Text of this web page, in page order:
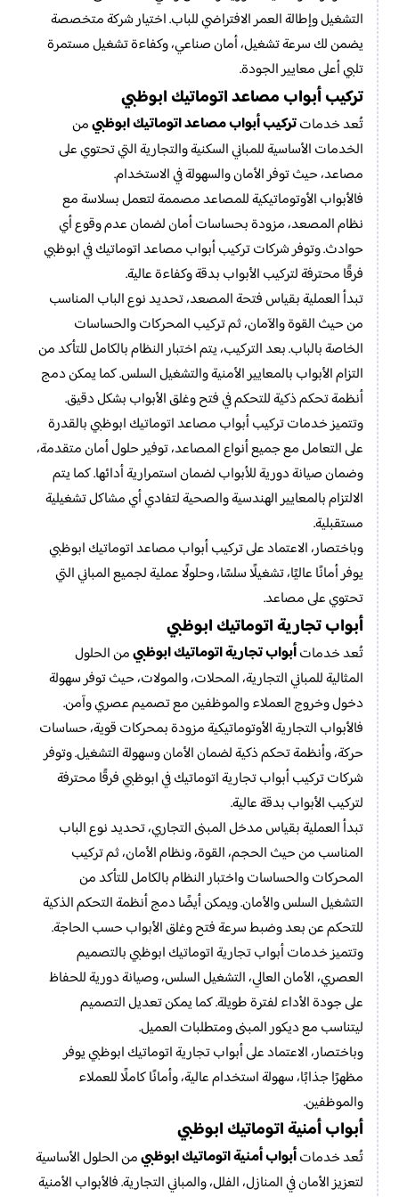
التشغيل وإطالة العمر الافتراضي للباب. اختيار شركة متخصصة
يضمن لك سرعة تشغيل، أمان صناعي، وكفاءة تشغيل مستمرة
تلبي أعلى معايير الجودة.
تركيب أبواب مصاعد اتوماتيك ابوظبي
تُعد خدماتتركيب أبواب مصاعد اتوماتيك ابوظبيمن
الخدمات الأساسية للمباني السكنية والتجارية التي تحتوي على
مصاعد، حيث توفر الأمان والسهولة في الاستخدام.
فالأبواب الأوتوماتيكية للمصاعد مصممة لتعمل بسلاسة مع
نظام المصعد، مزودة بحساسات أمان لضمان عدم وقوع أي
حوادث. وتوفر شركات تركيب أبواب مصاعد اتوماتيك في ابوظبي
فرقًا محترفة لتركيب الأبواب بدقة وكفاءة عالية.
تبدأ العملية بقياس فتحة المصعد، تحديد نوع الباب المناسب
من حيث القوة والآمان، ثم تركيب المحركات والحساسات
الخاصة بالباب. بعد التركيب، يتم اختبار النظام بالكامل للتأكد من
التزام الأبواب بالمعايير الأمنية والتشغيل السلس. كما يمكن دمج
أنظمة تحكم ذكية للتحكم في فتح وغلق الأبواب بشكل دقيق.
وتتميز خدمات تركيب أبواب مصاعد اتوماتيك ابوظبي بالقدرة
على التعامل مع جميع أنواع المصاعد، توفير حلول أمان متقدمة،
وضمان صيانة دورية للأبواب لضمان استمرارية أدائها. كما يتم
الالتزام بالمعايير الهندسية والصحية لتفادي أي مشاكل تشغيلية
مستقبلية.
وباختصار، الاعتماد على تركيب أبواب مصاعد اتوماتيك ابوظبي
يوفر أمانًا عاليًا، تشغيلًا سلسًا، وحلولًا عملية لجميع المباني التي
تحتوي على مصاعد.
أبواب تجارية اتوماتيك ابوظبي
تُعد خدماتأبواب تجارية اتوماتيك ابوظبيمن الحلول
المثالية للمباني التجارية، المحلات، والمولات، حيث توفر سهولة
دخول وخروج العملاء والموظفين مع تصميم عصري وآمن.
فالأبواب التجارية الأوتوماتيكية مزودة بمحركات قوية، حساسات
حركة، وأنظمة تحكم ذكية لضمان الأمان وسهولة التشغيل. وتوفر
شركات تركيب أبواب تجارية اتوماتيك في ابوظبي فرقًا محترفة
لتركيب الأبواب بدقة عالية.
تبدأ العملية بقياس مدخل المبنى التجاري، تحديد نوع الباب
المناسب من حيث الحجم، القوة، ونظام الأمان، ثم تركيب
المحركات والحساسات واختبار النظام بالكامل للتأكد من
التشغيل السلس والأمان. ويمكن أيضًا دمج أنظمة التحكم الذكية
للتحكم عن بعد وضبط سرعة فتح وغلق الأبواب حسب الحاجة.
وتتميز خدمات أبواب تجارية اتوماتيك ابوظبي بالتصميم
العصري، الأمان العالي، التشغيل السلس، وصيانة دورية للحفاظ
على جودة الأداء لفترة طويلة. كما يمكن تعديل التصميم
ليتناسب مع ديكور المبنى ومتطلبات العميل.
وباختصار، الاعتماد على أبواب تجارية اتوماتيك ابوظبي يوفر
مظهرًا جذابًا، سهولة استخدام عالية، وأمانًا كاملًا للعملاء
والموظفين.
أبواب أمنية اتوماتيك ابوظبي
تُعد خدماتأبواب أمنية اتوماتيك ابوظبيمن الحلول الأساسية
لتعزيز الأمان في المنازل، الفلل، والمباني التجارية. فالأبواب الأمنية